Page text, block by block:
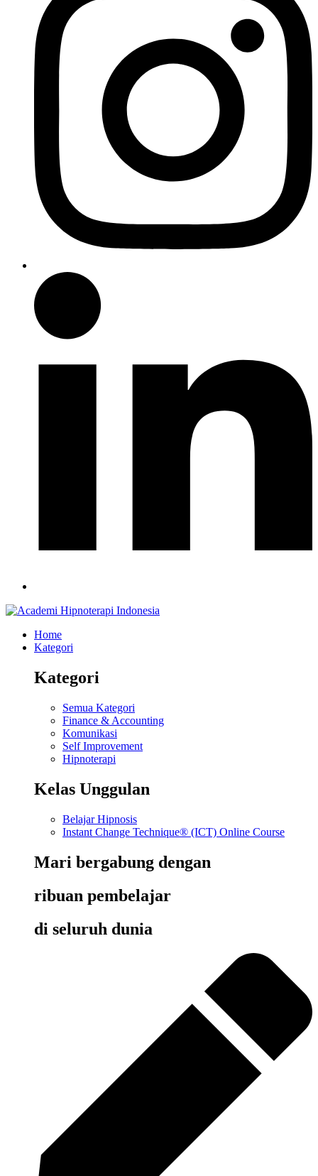
Home
Kategori
Kategori
Semua Kategori
Finance & Accounting
Komunikasi
Self Improvement
Hipnoterapi
Kelas Unggulan
Belajar Hipnosis
Instant Change Technique® (ICT) Online Course
Mari bergabung dengan
ribuan pembelajar
di seluruh dunia